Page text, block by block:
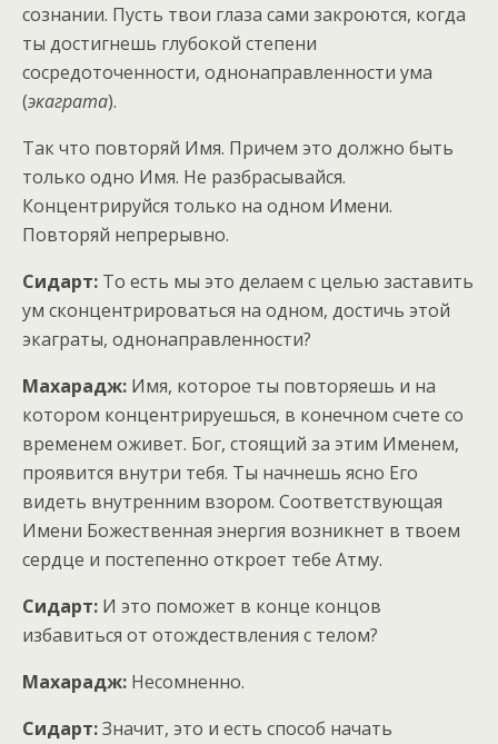
сознании. Пусть твои глаза сами закроются, когда
ты достигнешь глубокой степени
сосредоточенности, однонаправленности ума
(экаграта).
Так что повторяй Имя. Причем это должно быть
только одно Имя. Не разбрасывайся.
Концентрируйся только на одном Имени.
Повторяй непрерывно.
Сидарт: То есть мы это делаем с целью заставить
ум сконцентрироваться на одном, достичь этой
экаграты, однонаправленности?
Махарадж: Имя, которое ты повторяешь и на
котором концентрируешься, в конечном счете со
временем оживет. Бог, стоящий за этим Именем,
проявится внутри тебя. Ты начнешь ясно Его
видеть внутренним взором. Соответствующая
Имени Божественная энергия возникнет в твоем
сердце и постепенно откроет тебе Атму.
Сидарт: И это поможет в конце концов
избавиться от отождествления с телом?
Махарадж: Несомненно.
Сидарт:Значит, это и есть способ начать